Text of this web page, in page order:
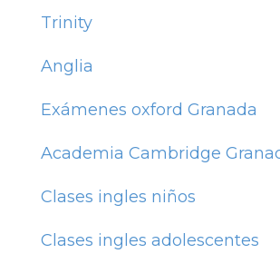
Trinity
Anglia
Exámenes oxford Granada
Academia Cambridge
Clases ingles niños
Clases ingles adolescentes